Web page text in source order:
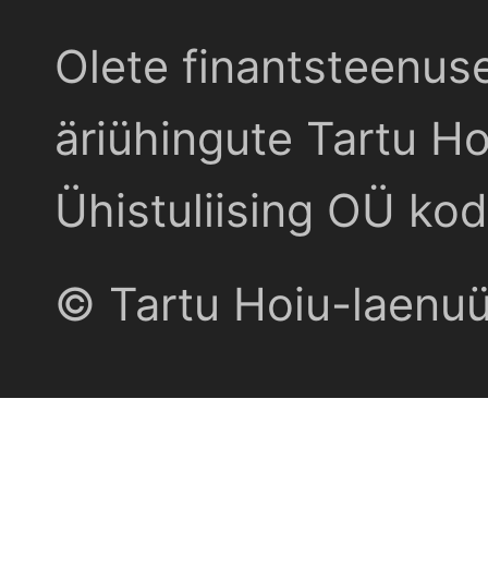
Olete
äriühingute Tartu
Ühistuliising OÜ
© Tartu Hoiu-